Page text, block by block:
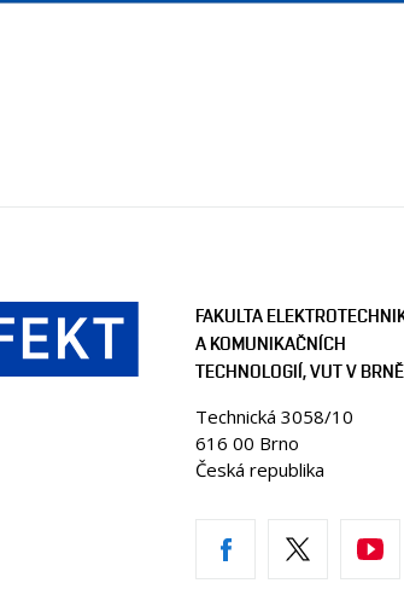
FAKULTA
A KOMUNIKAČNÍCH
TECHNOLOGIÍ, VUT V BRNĚ
Technická 3058/10
616 00 Brno
Česká republika